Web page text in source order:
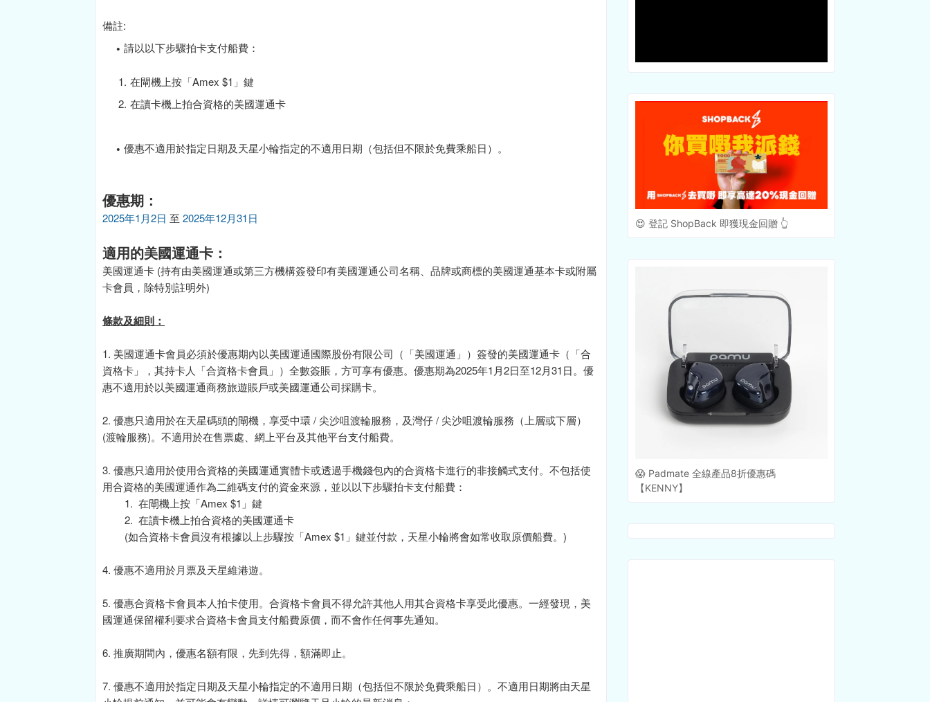
備註:
請以以下步驟拍卡支付船費：
在閘機上按「Amex $1」鍵
在讀卡機上拍合資格的美國運通卡
優惠不適用於指定日期及天星小輪指定的不適用日期（包括但不限於免費乘船日）。
優惠期：
2025年1月2日 至 2025年12月31日
適用的美國運通卡：
美國運通卡 (持有由美國運通或第三方機構簽發印有美國運通公司名稱、品牌或商標的美國運通基本卡或附屬
卡會員，除特別註明外)
條款及細則：
1. 美國運通卡會員必須於優惠期內以美國運通國際股份有限公司（「美國運通」）簽發的美國運通卡（「合
資格卡」，其持卡人「合資格卡會員」）全數簽賬，方可享有優惠。優惠期為2025年1月2日至12月31日。優
惠不適用於以美國運通商務旅遊賬戶或美國運通公司採購卡。
2. 優惠只適用於在天星碼頭的閘機，享受中環 / 尖沙咀渡輪服務，及灣仔 / 尖沙咀渡輪服務（上層或下層）
(渡輪服務)。不適用於在售票處、網上平台及其他平台支付船費。
3. 優惠只適用於使用合資格的美國運通實體卡或透過手機錢包內的合資格卡進行的非接觸式支付。不包括使
用合資格的美國運通作為二維碼支付的資金來源，並以以下步驟拍卡支付船費：
1. 在閘機上按「Amex $1」鍵
2. 在讀卡機上拍合資格的美國運通卡
(如合資格卡會員沒有根據以上步驟按「Amex $1」鍵並付款，天星小輪將會如常收取原價船費。)
4. 優惠不適用於月票及天星維港遊。
5. 優惠合資格卡會員本人拍卡使用。合資格卡會員不得允許其他人用其合資格卡享受此優惠。一經發現，美
國運通保留權利要求合資格卡會員支付船費原價，而不會作任何事先通知。
6. 推廣期間內，優惠名額有限，先到先得，額滿即止。
7. 優惠不適用於指定日期及天星小輪指定的不適用日期（包括但不限於免費乘船日）。不適用日期將由天星
😍 登記 ShopBack 即獲現金回贈 👆
😱 Padmate 全線產品8折優惠碼
【KENNY】